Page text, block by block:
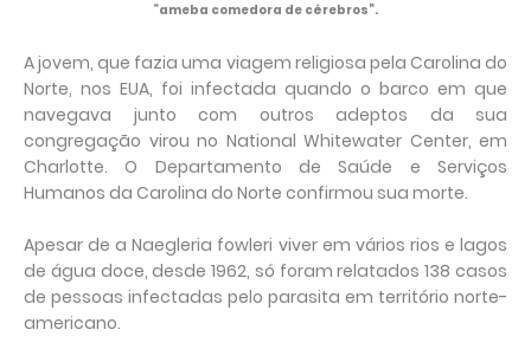
“ameba comedora de cérebros”.
A jovem, que fazia uma viagem religiosa pela Carolina do
Norte, nos EUA, foi infectada quando o barco em que
navegava junto com outros adeptos da sua
congregação virou no National Whitewater Center, em
Charlotte. O Departamento de Saúde e Serviços
Humanos da Carolina do Norte confirmou sua morte.
Apesar de a Naegleria fowleri viver em vários rios e lagos
de água doce, desde 1962, só foram relatados 138 casos
de pessoas infectadas pelo parasita em território norte-
americano.